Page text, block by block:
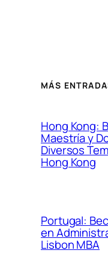
MÁS
Hong Kong:
Maestría y
Diversos
Hong Kong
Portugal:
en
Lisbon MBA